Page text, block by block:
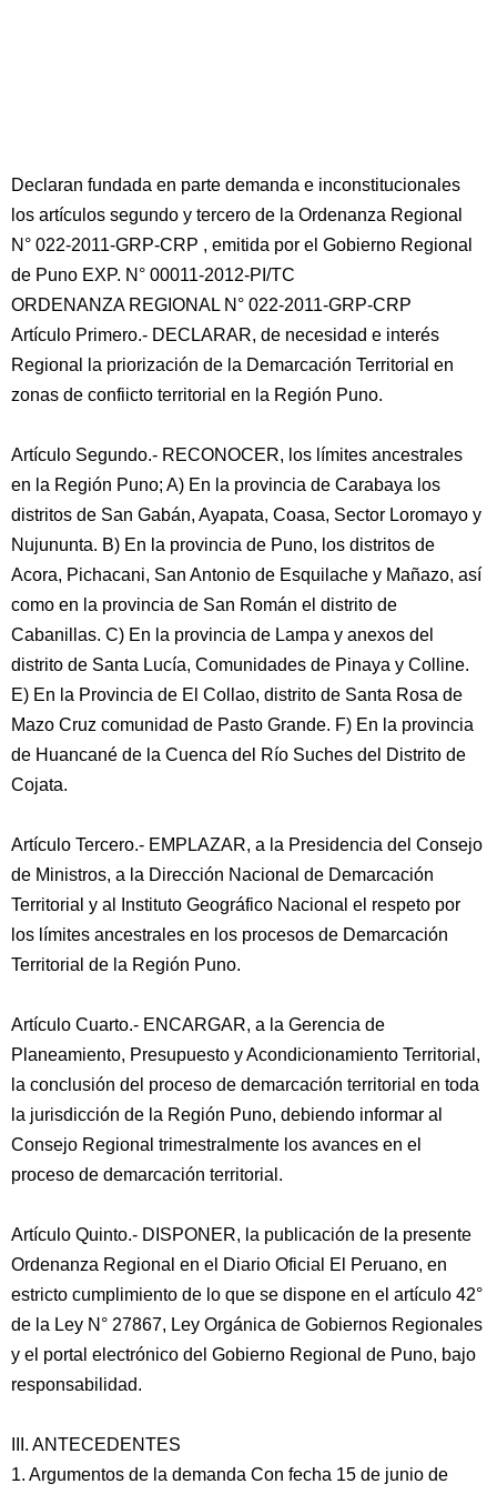
Declaran fundada en parte demanda e inconstitucionales
los artículos segundo y tercero de la Ordenanza Regional
N° 022-2011-GRP-CRP , emitida por el Gobierno Regional
de Puno EXP. N° 00011-2012-PI/TC
ORDENANZA REGIONAL N° 022-2011-GRP-CRP
Artículo Primero.- DECLARAR, de necesidad e interés
Regional la priorización de la Demarcación Territorial en
zonas de confiicto territorial en la Región Puno.
Artículo Segundo.- RECONOCER, los límites ancestrales
en la Región Puno; A) En la provincia de Carabaya los
distritos de San Gabán, Ayapata, Coasa, Sector Loromayo y
Nujununta. B) En la provincia de Puno, los distritos de
Acora, Pichacani, San Antonio de Esquilache y Mañazo, así
como en la provincia de San Román el distrito de
Cabanillas. C) En la provincia de Lampa y anexos del
distrito de Santa Lucía, Comunidades de Pinaya y Colline.
E) En la Provincia de El Collao, distrito de Santa Rosa de
Mazo Cruz comunidad de Pasto Grande. F) En la provincia
de Huancané de la Cuenca del Río Suches del Distrito de
Cojata.
Artículo Tercero.- EMPLAZAR, a la Presidencia del Consejo
de Ministros, a la Dirección Nacional de Demarcación
Territorial y al Instituto Geográfico Nacional el respeto por
los límites ancestrales en los procesos de Demarcación
Territorial de la Región Puno.
Artículo Cuarto.- ENCARGAR, a la Gerencia de
Planeamiento, Presupuesto y Acondicionamiento Territorial,
la conclusión del proceso de demarcación territorial en toda
la jurisdicción de la Región Puno, debiendo informar al
Consejo Regional trimestralmente los avances en el
proceso de demarcación territorial.
Artículo Quinto.- DISPONER, la publicación de la presente
Ordenanza Regional en el Diario Oficial El Peruano, en
estricto cumplimiento de lo que se dispone en el artículo 42°
de la Ley N° 27867, Ley Orgánica de Gobiernos Regionales
y el portal electrónico del Gobierno Regional de Puno, bajo
responsabilidad.
III. ANTECEDENTES
1. Argumentos de la demanda Con fecha 15 de junio de